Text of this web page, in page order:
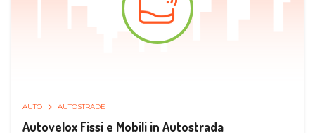
AUTO AUTOSTRADE
Autovelox Fissi e Mobili in Autostrada